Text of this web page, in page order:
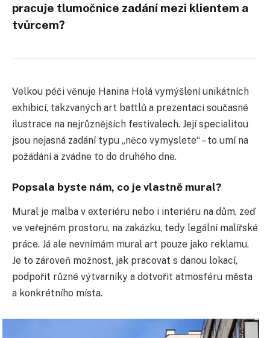
pracuje tlumočnice zadání mezi klientem a
tvůrcem?
Velkou péči věnuje Hanina Holá vymýšlení unikátních
exhibicí, takzvaných art battlů a prezentaci současné
ilustrace na nejrůznějších festivalech. Její specialitou
jsou nejasná zadání typu „něco vymyslete“ – to umí na
požádání a zvádne to do druhého dne.
Popsala byste nám, co je vlastně mural?
Mural je malba v exteriéru nebo i interiéru na dům, zeď
ve veřejném prostoru, na zakázku, tedy legální malířské
práce. Já ale nevnímám mural art pouze jako reklamu.
Je to zároveň možnost, jak pracovat s danou lokací,
podpořit různé výtvarníky a dotvořit atmosféru města
a konkrétního místa.